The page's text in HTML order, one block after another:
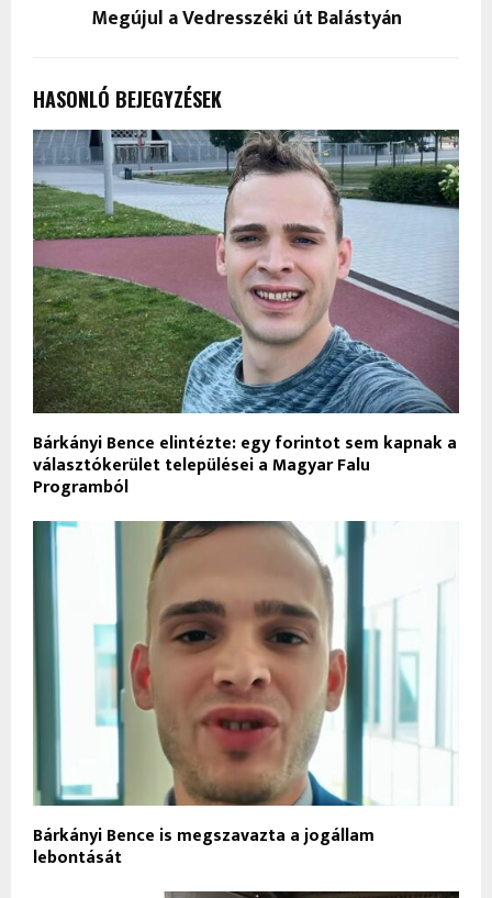
Megújul a Vedresszéki út Balástyán
HASONLÓ BEJEGYZÉSEK
Bárkányi Bence elintézte: egy forintot sem kapnak a
választókerület települései a Magyar Falu
Programból
Bárkányi Bence is megszavazta a jogállam
lebontását